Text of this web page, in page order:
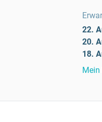
22.
20.
18.
Mein